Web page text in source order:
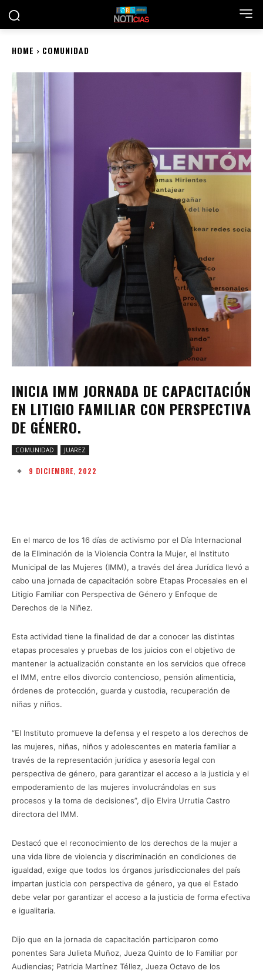
HOME COMUNIDAD
INICIA IMM JORNADA DE CAPACITACIÓN
EN LITIGIO FAMILIAR CON PERSPECTIVA
DE GÉNERO.
COMUNIDAD JUAREZ
9 DICIEMBRE, 2022
En el marco de los 16 días de activismo por el Día Internacional
de la Eliminación de la Violencia Contra la Mujer, el Instituto
Municipal de las Mujeres (IMM), a través del área Jurídica llevó a
cabo una jornada de capacitación sobre Etapas Procesales en el
Litigio Familiar con Perspectiva de Género y Enfoque de
Derechos de la Niñez.
Esta actividad tiene la finalidad de dar a conocer las distintas
etapas procesales y pruebas de los juicios con el objetivo de
mantener la actualización constante en los servicios que ofrece
el IMM, entre ellos divorcio contencioso, pensión alimenticia,
órdenes de protección, guarda y custodia, recuperación de
niñas y niños.
“El Instituto promueve la defensa y el respeto a los derechos de
las mujeres, niñas, niños y adolescentes en materia familiar a
través de la representación jurídica y asesoría legal con
perspectiva de género, para garantizar el acceso a la justicia y el
empoderamiento de las mujeres involucrándolas en sus
procesos y la toma de decisiones”, dijo Elvira Urrutia Castro
directora del IMM.
Destacó que el reconocimiento de los derechos de la mujer a
una vida libre de violencia y discriminación en condiciones de
igualdad, exige que todos los órganos jurisdiccionales del país
impartan justicia con perspectiva de género, ya que el Estado
debe velar por garantizar el acceso a la justicia de forma efectiva
e igualitaria.
Dijo que en la jornada de capacitación participaron como
ponentes Sara Julieta Muñoz, Jueza Quinto de lo Familiar por
Audiencias; Patricia Martínez Téllez, Jueza Octavo de los